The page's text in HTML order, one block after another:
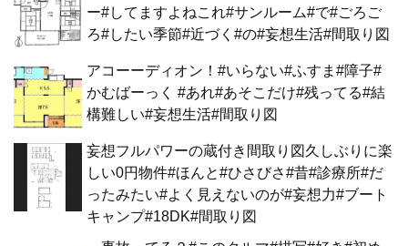
ー#してますよねこれ#サンルーム#で#ごろご
ろ#したい季節#近づく#の#妄想生活#間取り図
アコーーディオン！#いらない#ふすま#障子#
かむばーっく #あれ#あそこだけ#残ってる#結
構難しい#妄想生活#間取り図
妄想フルパワーの蔵付き間取り図久しぶりに楽
しい0円物件#ほんと#ひさびさ#昔#診療所#だ
ったみたい#よく見えないのが#妄想力#ブート
キャンプ#18DK#間取り図